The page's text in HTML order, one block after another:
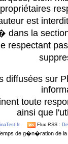
est
dans la
respectant
diffusées sur
toute
ainsi que
Flux RSS :
de g�n�ration de